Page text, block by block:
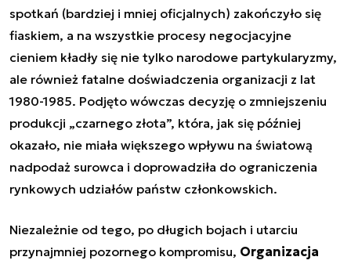
spotkań (bardziej i mniej oficjalnych) zakończyło się
fiaskiem, a na wszystkie procesy negocjacyjne
cieniem kładły się nie tylko narodowe partykularyzmy,
ale również fatalne doświadczenia organizacji z lat
1980-1985. Podjęto wówczas decyzję o zmniejszeniu
produkcji „czarnego złota”, która, jak się później
okazało, nie miała większego wpływu na światową
nadpodaż surowca i doprowadziła do ograniczenia
rynkowych udziałów państw członkowskich.
Niezależnie od tego, po długich bojach i utarciu
przynajmniej pozornego kompromisu, Organizacja